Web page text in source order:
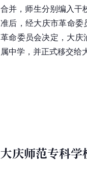
合并，师生分别编入干
准后，经大庆市革命
革命委员会决定，大庆
属中学，并正式移交给
大庆师范专科学